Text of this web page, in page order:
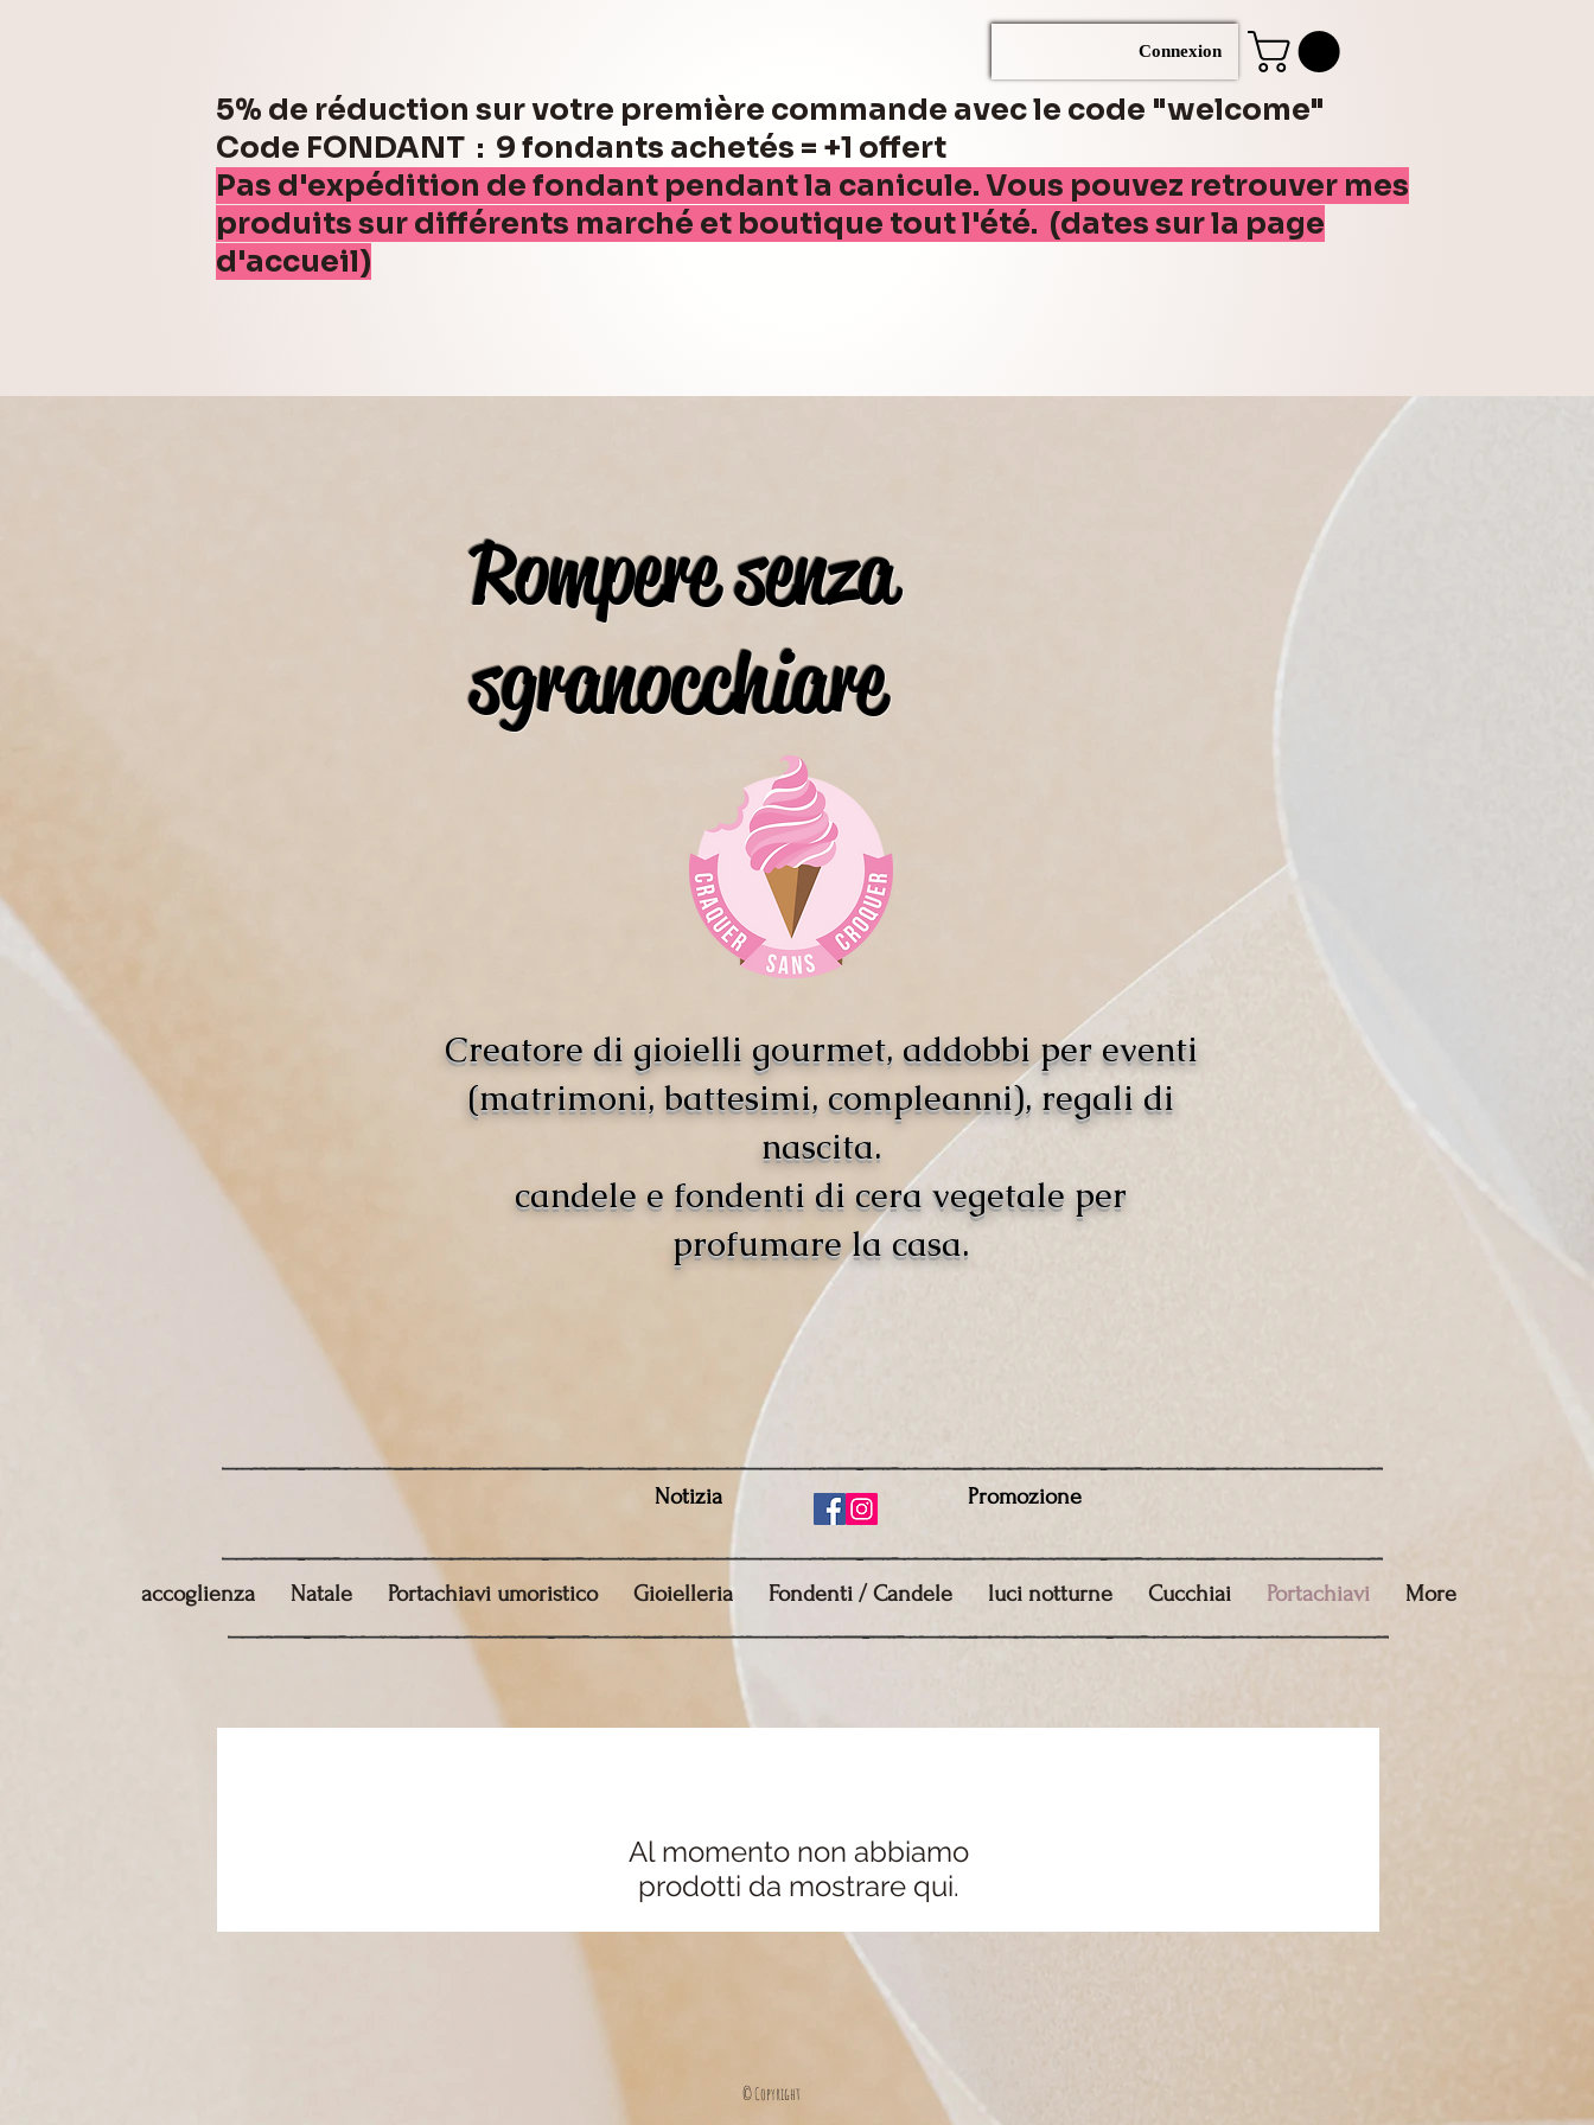
Connexion
5% de réduction sur votre première commande avec le code "welcome"
Code FONDANT : 9 fondants achetés = +1 offert
Pas d'expédition de fondant pendant la canicule. Vous pouvez retrouver mes
produits sur différents marché et boutique tout l'été. (dates sur la page
d'accueil)
Rompere senza
sgranocchiare
Creatore di gioielli gourmet, addobbi per eventi
(matrimoni, battesimi, compleanni), regali di
nascita.
candele e fondenti di cera vegetale per
profumare la casa.
Notizia Promozione
accoglienza Natale Portachiavi umoristico Gioielleria Fondenti / Candele luci notturne Cucchiai Portachiavi More
Al momento non abbiamo
prodotti da mostrare qui.
© Copyright